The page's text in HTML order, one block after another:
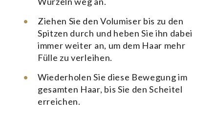
Ziehen Sie den Volumiser bis zu den
Spitzen durch und heben Sie ihn dabei
immer weiter an, um dem Haar mehr
Fülle zu verleihen.
Wiederholen Sie diese Bewegung im
gesamten Haar, bis Sie den Scheitel
erreichen.